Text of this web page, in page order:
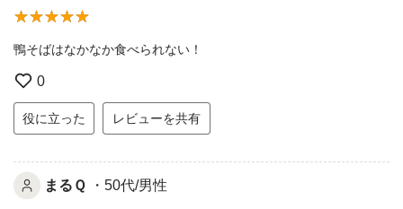
鴨そばはなかなか食べられない！
0
役に立った レビューを共有
まるＱ ・50代/男性